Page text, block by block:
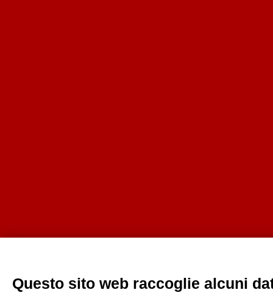
Questo sito web raccoglie alcuni